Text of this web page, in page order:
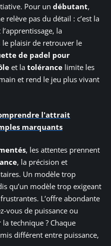
Pour un débutant,
relève pas du détail : c’est la
la
plaisir de retrouver le
de padel pour
et la tolérance limite les
et rend le jeu plus vivant
l'attrait
marquants
, les attentes prennent
, la précision et
Un modèle trop
qu’un modèle trop exigeant
L’offre abondante
vous de puissance ou
technique ? Chaque
différent entre puissance,